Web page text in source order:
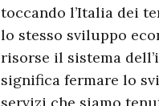
toccando l’Italia dei
lo stesso sviluppo
risorse il sistema
significa fermare lo